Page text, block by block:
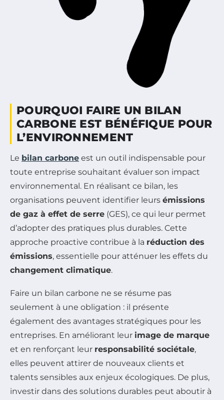
POURQUOI FAIRE UN BILAN
CARBONE EST BÉNÉFIQUE POUR
L’ENVIRONNEMENT
Le bilan carbone est un outil indispensable pour
toute entreprise souhaitant évaluer son impact
environnemental. En réalisant ce bilan, les
organisations peuvent identifier leurs émissions
de gaz à effet de serre (GES), ce qui leur permet
d’adopter des pratiques plus durables. Cette
approche proactive contribue à la réduction des
émissions, essentielle pour atténuer les effets du
changement climatique.
Faire un bilan carbone ne se résume pas
seulement à une obligation : il présente
également des avantages stratégiques pour les
entreprises. En améliorant leur image de marque
et en renforçant leur responsabilité sociétale,
elles peuvent attirer de nouveaux clients et
talents sensibles aux enjeux écologiques. De plus,
investir dans des solutions durables peut aboutir à